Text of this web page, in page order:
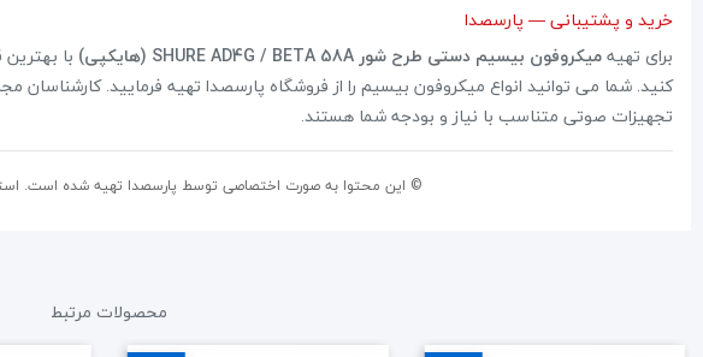
خرید و پشتیبانی — پارسصدا
برای تهیهمیکروفون بیسیم دستی طرح شور SHURE AD4G / BETA 58A (هایکپی) با
کنید. شما می توانید انواع میکروفون بیسیم را از فروشگاه پارسصدا تهیه فرمایید. کارشناسان
تجهیزات صوتی متناسب با نیاز و بودجه شما هستند.
© این محتوا به صورت اختصاصی توسط پارسصدا تهیه شده است.
محصولات مرتبط